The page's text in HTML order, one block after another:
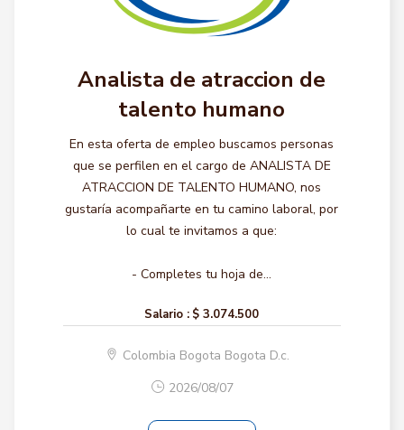
Analista de atraccion de
talento humano
En esta oferta de empleo buscamos personas
que se perfilen en el cargo de ANALISTA DE
ATRACCION DE TALENTO HUMANO, nos
gustaría acompañarte en tu camino laboral, por
lo cual te invitamos a que:
- Completes tu hoja de...
Salario : $ 3.074.500
Colombia Bogota Bogota D.c.
2026/08/07